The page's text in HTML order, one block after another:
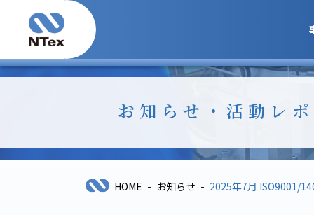
お知らせ・活動レ
HOME - お知らせ - 2025年7月 ISO9001/